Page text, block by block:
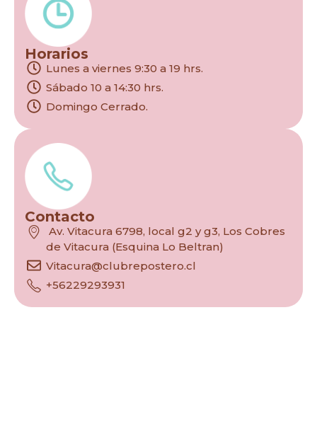
Horarios
Lunes a viernes 9:30 a 19 hrs.
Sábado 10 a 14:30 hrs.
Domingo Cerrado.
Contacto
Av. Vitacura 6798, local g2 y g3, Los Cobres
de Vitacura (Esquina Lo Beltran)
Vitacura@clubrepostero.cl
+56229293931